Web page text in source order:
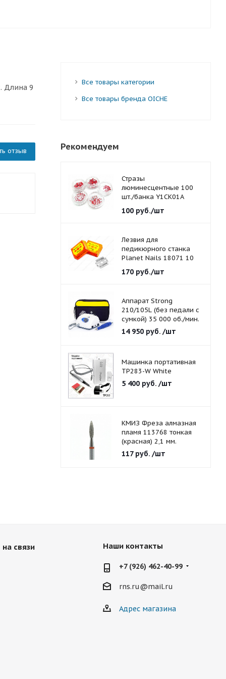
Длина 9
отзыв
Все товары категории
Все товары бренда OICHE
Рекомендуем
Стразы
люминесцентные 100
шт./банка Y1CK01A
красные 1,5 мм.
100руб./шт
Лезвия для
педикюрного станка
Planet Nails 18071 10
170руб./шт
Аппарат Strong
210/105L (без педали с
сумкой) 35 000 об./мин.
14 950руб. /шт
Машинка портативная
TP283-W White
5 400руб. /шт
КМИЗ Фреза алмазная
пламя 113768 тонкая
(красная) 2,1 мм.
117руб. /шт
связи Наши контакты
+7 (926) 462-40-99
rns.ru@mail.ru
Адрес магазина